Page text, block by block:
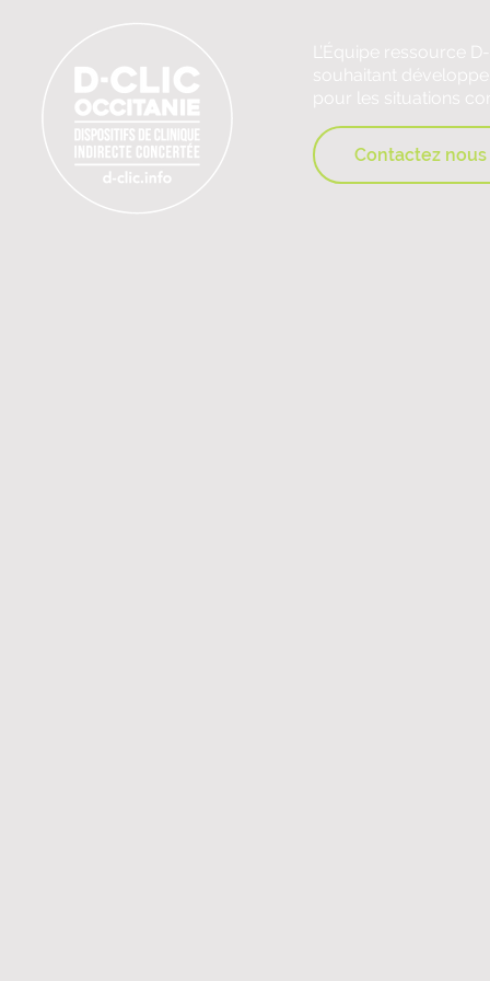
L’Équipe ressource
souhaitant
pour les situations
Contactez nous